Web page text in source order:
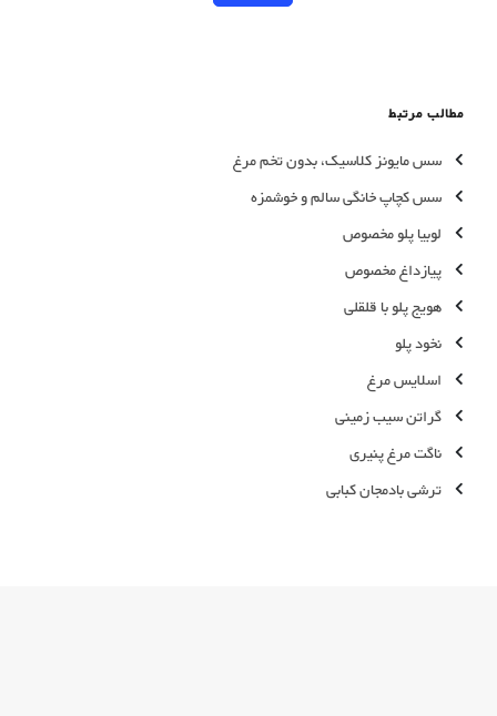
مطالب مرتبط
سس مایونز کلاسیک، بدون تخم مرغ
سس کچاپ خانگی سالم و خوشمزه
لوبیا پلو مخصوص
پیازداغ مخصوص
هویج پلو با قلقلی
نخود پلو
اسلایس مرغ
گراتن سیب زمینی
ناگت مرغ پنیری
ترشی بادمجان کبابی